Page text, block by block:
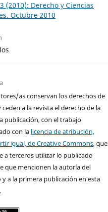
(2010): Derecho y Ciencias
Octubre 2010
as conservan los derechos de
a la revista el derecho de la
publicación, con el trabajo
con la licencia de atribución,
igual, de Creative Commons, que
a terceros utilizar lo publicado
que mencionen la autoría del
a la primera publicación en esta